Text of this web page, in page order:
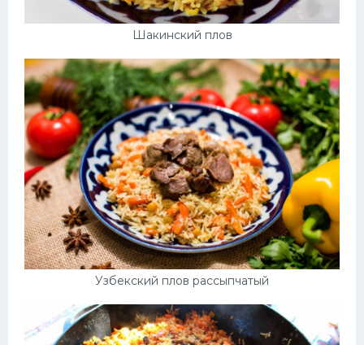
Шакинский плов
Узбекский плов рассыпчатый